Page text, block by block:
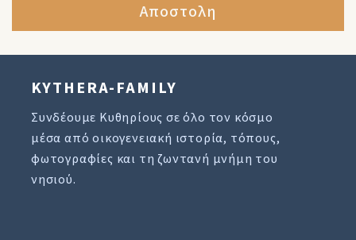
Αποστολη
KYTHERA-FAMILY
Συνδέουμε Κυθηρίους σε όλο τον κόσμο
μέσα από οικογενειακή ιστορία, τόπους,
φωτογραφίες και τη ζωντανή μνήμη του
νησιού.